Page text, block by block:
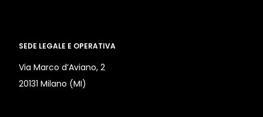
SEDE LEGALE E OPERATIVA
Via Marco d’Aviano, 2
20131 Milano (MI)